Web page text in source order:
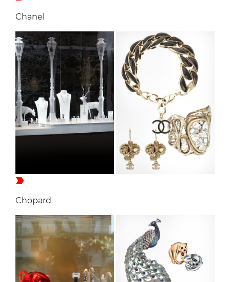
Chanel
Chopard